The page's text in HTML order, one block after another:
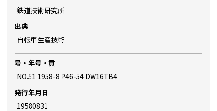
鉄道技術研究所
出典
自転車生産技術
号・年号・貢
NO.51 1958-8 P46-54 DW16TB4
発行年月日
19580831